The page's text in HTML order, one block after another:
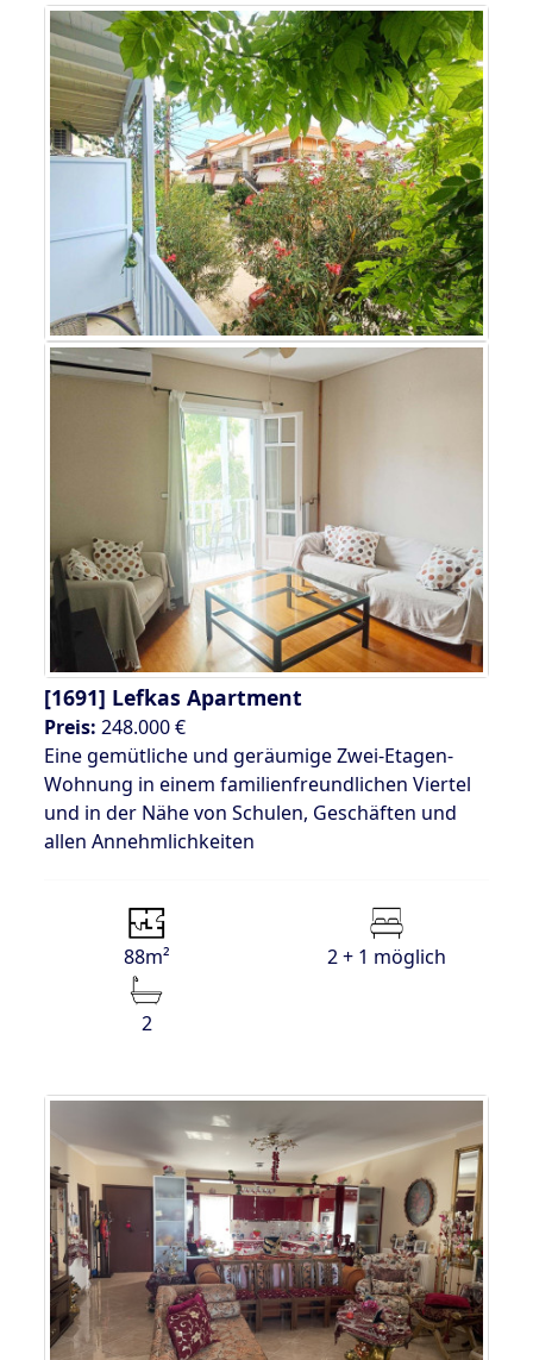
[1691] Lefkas Apartment
Preis: 248.000 €
Eine gemütliche und geräumige Zwei-Etagen-
Wohnung in einem familienfreundlichen Viertel
und in der Nähe von Schulen, Geschäften und
allen Annehmlichkeiten
88m² 2 + 1 möglich
2